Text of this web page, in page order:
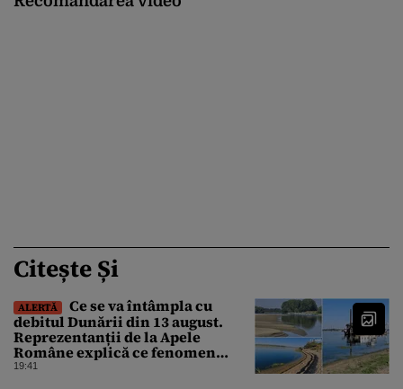
Citește Și
ALERTĂ
Ce se va întâmpla cu
debitul Dunării din 13 august.
Reprezentanții de la Apele
Române explică ce fenomen
urmează
19:41